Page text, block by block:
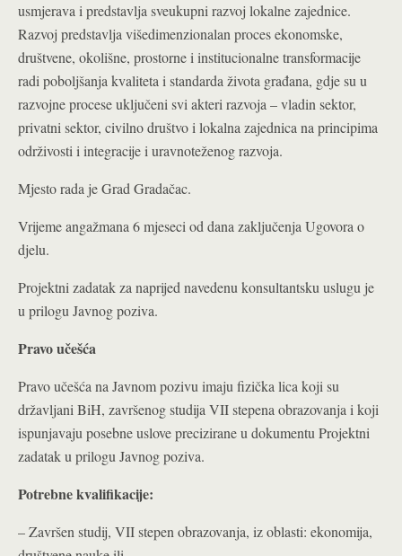
usmjerava i predstavlja sveukupni razvoj lokalne zajednice.
Razvoj predstavlja višedimenzionalan proces ekonomske,
društvene, okolišne, prostorne i institucionalne transformacije
radi poboljšanja kvaliteta i standarda života građana, gdje su u
razvojne procese uključeni svi akteri razvoja – vladin sektor,
privatni sektor, civilno društvo i lokalna zajednica na principima
održivosti i integracije i uravnoteženog razvoja.
Mjesto rada je Grad Gradačac.
Vrijeme angažmana 6 mjeseci od dana zaključenja Ugovora o
djelu.
Projektni zadatak za naprijed navedenu konsultantsku uslugu je
u prilogu Javnog poziva.
Pravo učešća
Pravo učešća na Javnom pozivu imaju fizička lica koji su
državljani BiH, završenog studija VII stepena obrazovanja i koji
ispunjavaju posebne uslove precizirane u dokumentu Projektni
zadatak u prilogu Javnog poziva.
Potrebne kvalifikacije:
– Završen studij, VII stepen obrazovanja, iz oblasti: ekonomija,